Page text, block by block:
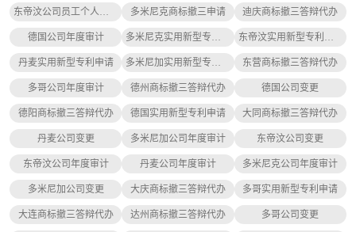
东帝汶公司员工个人所得税缴纳 多米尼克商标撤三申请 迪庆商标撤三答辩代办
德国公司年度审计 多米尼克实用新型专利申请 东帝汶实用新型专利申请
丹麦实用新型专利申请 多米尼加实用新型专利申请 东营商标撤三答辩代办
多哥公司年度审计 德州商标撤三答辩代办 德国公司变更
德阳商标撤三答辩代办 德国实用新型专利申请 大同商标撤三答辩代办
丹麦公司变更 多米尼加公司年度审计 东帝汶公司变更
东帝汶公司年度审计 丹麦公司年度审计 多米尼克公司年度审计
多米尼加公司变更 大庆商标撤三答辩代办 多哥实用新型专利申请
大连商标撤三答辩代办 达州商标撤三答辩代办 多哥公司变更